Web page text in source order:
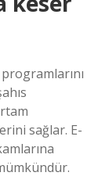
sağlar. E-